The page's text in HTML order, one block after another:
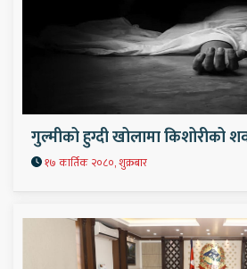
गुल्मीको हुग्दी खोलामा किशोरीको
१७ कार्तिक २०८०, शुक्रबार